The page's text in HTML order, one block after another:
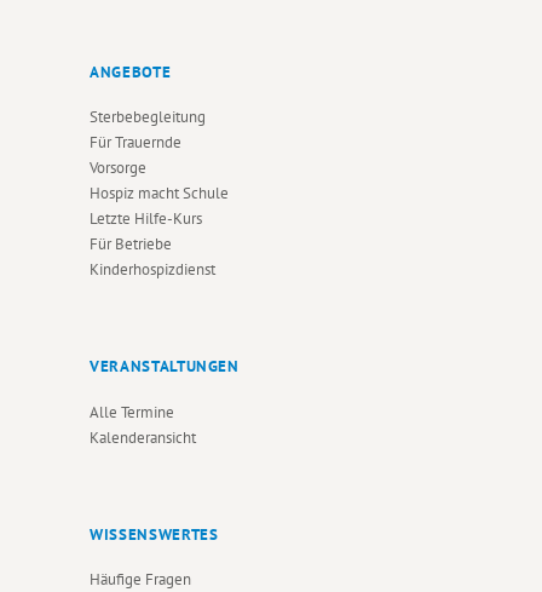
ANGEBOTE
Sterbebegleitung
Für Trauernde
Vorsorge
Hospiz macht Schule
Letzte Hilfe-Kurs
Für Betriebe
Kinderhospizdienst
VERANSTALTUNGEN
Alle Termine
Kalenderansicht
WISSENSWERTES
Häufige Fragen